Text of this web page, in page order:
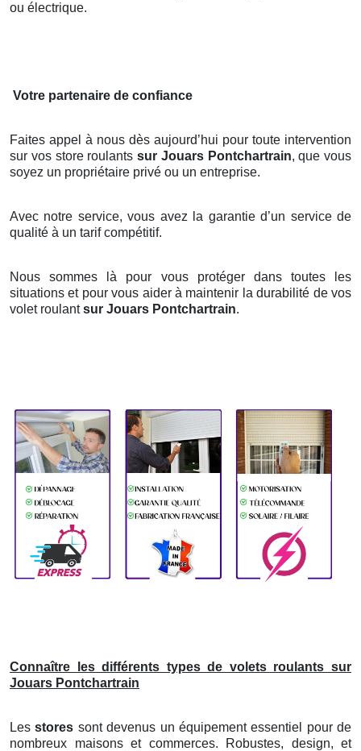
ou électrique.
Votre partenaire de confiance
Faites appel à nous dès aujourd’hui pour toute intervention
sur vos store roulants sur Jouars Pontchartrain, que vous
soyez un propriétaire privé ou un entreprise.
Avec notre service, vous avez la garantie d’un service de
qualité à un tarif compétitif.
Nous sommes là pour vous protéger dans toutes les
situations et pour vous aider à maintenir la durabilité de vos
volet roulantsur Jouars Pontchartrain.
Connaître les différents types de volets roulants sur
Jouars Pontchartrain
Lesstores sont devenus un équipement essentiel pour de
nombreux maisons et commerces. Robustes, design, et